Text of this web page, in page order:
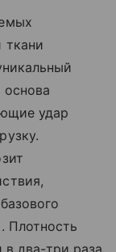
ткани
удар
Плотность